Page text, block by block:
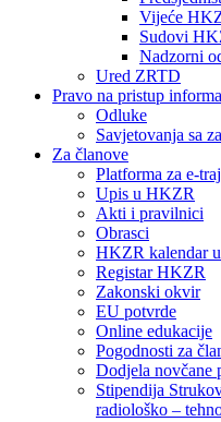
Vijeće
Sudovi
Nadzorni
Ured ZRTD
Pravo na pristup
Odluke
Savjetovanja sa
Za članove
Platforma za e-
Upis u HKZR
Akti i pravilnici
Obrasci
HKZR kalendar
Registar HKZR
Zakonski okvir
EU potvrde
Online edukacije
Pogodnosti za
Dodjela novčane
Stipendija
radiološko –